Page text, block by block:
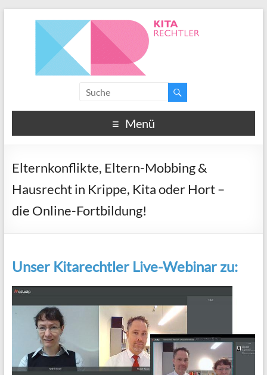
Menü
Elternkonflikte, Eltern-Mobbing &
Hausrecht in Krippe, Kita oder Hort –
die Online-Fortbildung!
Unser Kitarechtler Live-Webinar zu: